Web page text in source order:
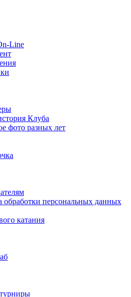
Line
Клуба
фото разных лет
обработки персональных данных
катания